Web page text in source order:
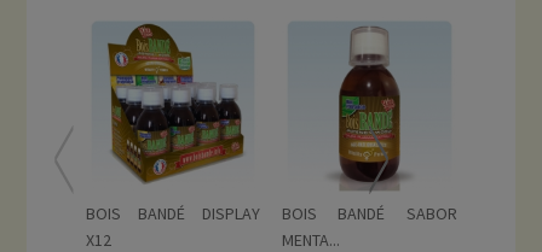
BOIS BANDÉ DISPLAY
X12
BOIS BANDÉ SABOR
MENTA...